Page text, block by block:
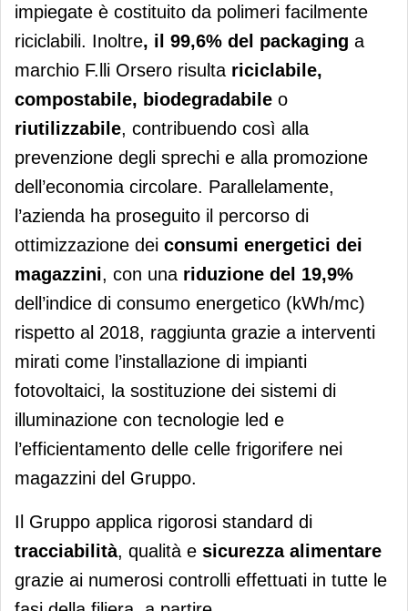
impiegate è costituito da polimeri facilmente
riciclabili. Inoltre, il 99,6% del packaging a
marchio F.lli Orsero risulta riciclabile,
compostabile, biodegradabile o
riutilizzabile, contribuendo così alla
prevenzione degli sprechi e alla promozione
dell’economia circolare. Parallelamente,
l’azienda ha proseguito il percorso di
ottimizzazione dei consumi energetici dei
magazzini, con una riduzione del 19,9%
dell’indice di consumo energetico (kWh/mc)
rispetto al 2018, raggiunta grazie a interventi
mirati come l’installazione di impianti
fotovoltaici, la sostituzione dei sistemi di
illuminazione con tecnologie led e
l’efficientamento delle celle frigorifere nei
magazzini del Gruppo.
Il Gruppo applica rigorosi standard di
tracciabilità, qualità e sicurezza alimentare
grazie ai numerosi controlli effettuati in tutte le